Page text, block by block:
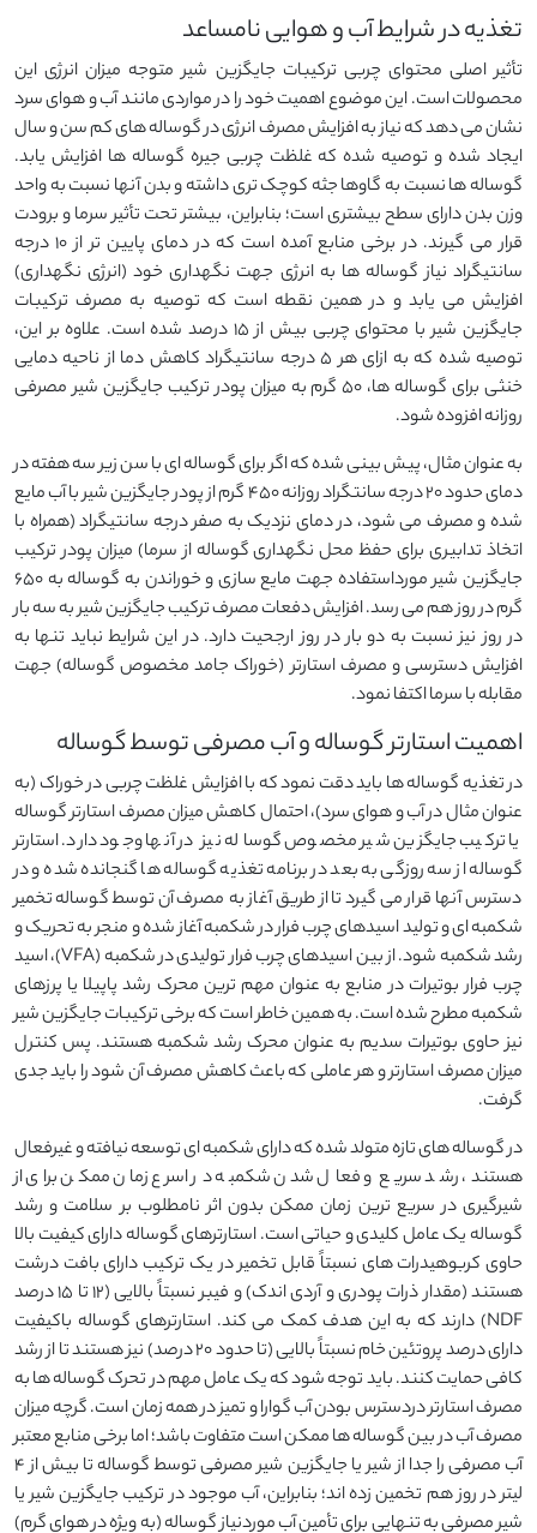
تغذیه در شرایط آب و هوایی نامساعد
تأثیر اصلی محتوای چربی ترکیبات جایگزین شیر متوجه میزان انرژی این
محصولات است. این موضوع اهمیت خود را در مواردی مانند آب و هوای سرد
نشان می دهد که نیاز به افزایش مصرف انرژی در گوساله های کم سن و سال
ایجاد شده و توصیه شده که غلظت چربی جیره گوساله ها افزایش یابد.
گوساله ها نسبت به گاوها جثه کوچک تری داشته و بدن آنها نسبت به واحد
وزن بدن دارای سطح بیشتری است؛ بنابراین، بیشتر تحت تأثیر سرما و برودت
قرار می گیرند. در برخی منابع آمده است که در دمای پایین تر از 10 درجه
سانتیگراد نیاز گوساله ها به انرژی جهت نگهداری خود (انرژی نگهداری)
افزایش می یابد و در همین نقطه است که توصیه به مصرف ترکیبات
جایگزین شیر با محتوای چربی بیش از ۱۵ درصد شده است. علاوه بر این،
توصیه شده که به ازای هر ۵ درجه سانتیگراد کاهش دما از ناحیه دمایی
خنثی برای گوساله ها، ۵۰ گرم به میزان پودر ترکیب جایگزین شیر مصرفی
روزانه افزوده شود.
به عنوان مثال، پیش بینی شده که اگر برای گوساله ای با سن زیر سه هفته در
دمای حدود ۲۰ درجه سانتگراد روزانه ۴۵۰ گرم از پودر جایگزین شیر با آب مایع
شده و مصرف می شود، در دمای نزدیک به صفر درجه سانتیگراد (همراه با
اتخاذ تدابیری برای حفظ محل نگهداری گوساله از سرما) میزان پودر ترکیب
جایگزین شیر مورداستفاده جهت مایع سازی و خوراندن به گوساله به ۶۵۰
گرم در روز هم می رسد. افزایش دفعات مصرف ترکیب جایگزین شیر به سه بار
در روز نیز نسبت به دو بار در روز ارجحیت دارد. در این شرایط نباید تنها به
افزایش دسترسی و مصرف استارتر (خوراک جامد مخصوص گوساله) جهت
مقابله با سرما اکتفا نمود.
اهمیت استارتر گوساله و آب مصرفی توسط گوساله
در تغذیه گوساله ها باید دقت نمود که با افزایش غلظت چربی در خوراک (به
عنوان مثال در آب و هوای سرد)، احتمال کاهش میزان مصرف استارتر گوساله
یا ترکیب جایگزین شیر مخصوص گوساله نیز در آنها وجود دارد. استارتر
گوساله از سه روزگی به بعد در برنامه تغذیه گوساله ها گنجانده شده و در
دسترس آنها قرار می گیرد تا از طریق آغاز به مصرف آن توسط گوساله تخمیر
شکمبه ای و تولید اسیدهای چرب فرار در شکمبه آغاز شده و منجر به تحریک و
رشد شکمبه شود. از بین اسیدهای چرب فرار تولیدی در شکمبه (VFA)، اسید
چرب فرار بوتیرات در منابع به عنوان مهم ترین محرک رشد پاپیلا یا پرزهای
شکمبه مطرح شده است. به همین خاطر است که برخی ترکیبات جایگزین شیر
نیز حاوی بوتیرات سدیم به عنوان محرک رشد شکمبه هستند. پس کنترل
میزان مصرف استارتر و هر عاملی که باعث کاهش مصرف آن شود را باید جدی
گرفت.
در گوساله های تازه متولد شده که دارای شکمبه ای توسعه نیافته و غیرفعال
هستند، رشد سریع و فعال شدن شکمبه در اسرع زمان ممکن برای از
شیرگیری در سریع ترین زمان ممکن بدون اثر نامطلوب بر سلامت و رشد
گوساله یک عامل کلیدی و حیاتی است. استارترهای گوساله دارای کیفیت بالا
حاوی کربوهیدرات های نسبتاً قابل تخمیر در یک ترکیب دارای بافت درشت
هستند (مقدار ذرات پودری و آردی اندک) و فیبر نسبتاً بالایی (12 تا 15 درصد
NDF) دارند که به این هدف کمک می کند. استارترهای گوساله باکیفیت
دارای درصد پروتئین خام نسبتاً بالایی (تا حدود ۲۰ درصد) نیز هستند تا از رشد
کافی حمایت کنند. باید توجه شود که یک عامل مهم در تحرک گوساله ها به
مصرف استارتر دردسترس بودن آب گوارا و تمیز در همه زمان است. گرچه میزان
مصرف آب در بین گوساله ها ممکن است متفاوت باشد؛ اما برخی منابع معتبر
آب مصرفی را جدا از شیر یا جایگزین شیر مصرفی توسط گوساله تا بیش از 4
لیتر در روز هم تخمین زده اند؛ بنابراین، آب موجود در ترکیب جایگزین شیر یا
شیر مصرفی به تنهایی برای تأمین آب موردنیاز گوساله (به ویژه در هوای گرم)